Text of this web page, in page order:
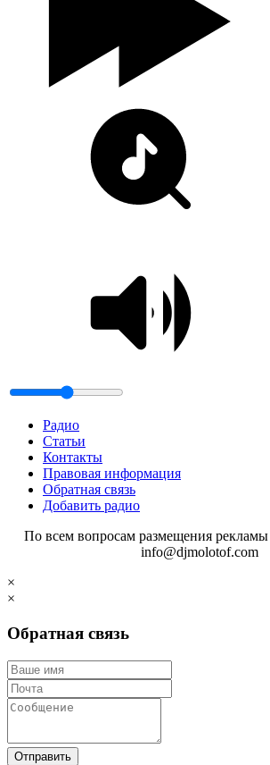
Радио
Статьи
Контакты
Правовая информация
Обратная связь
Добавить радио
По всем вопросам размещения
info@djmolotof.com
×
×
Обратная связь
Отправить